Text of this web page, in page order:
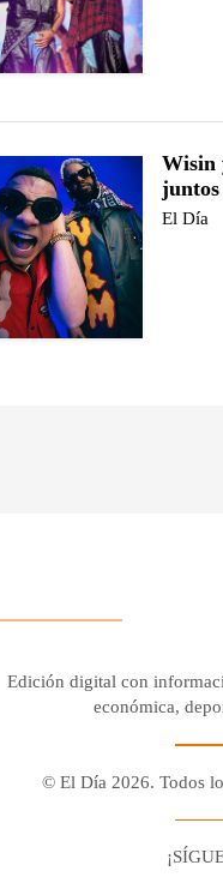
Wisin
juntos
El Día
Edición digital con
económica,
© El Día 2026. Todos